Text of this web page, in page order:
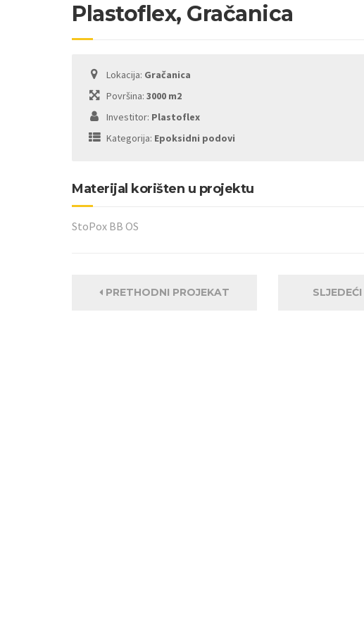
Plastoflex, Gračanica
Lokacija: Gračanica
Površina: 3000 m2
Investitor: Plastoflex
Kategorija: Epoksidni podovi
Materijal korišten u projektu
StoPox BB OS
PRETHODNI PROJEKAT